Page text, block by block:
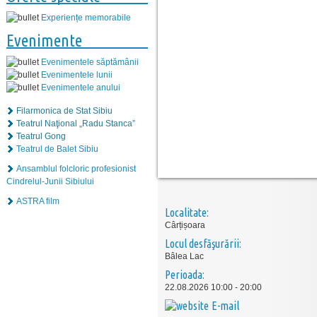
Experiențe memorabile
Evenimente
Evenimentele săptămânii
Evenimentele lunii
Evenimentele anului
Filarmonica de Stat Sibiu
Teatrul Naţional „Radu Stanca”
Teatrul Gong
Teatrul de Balet Sibiu
Ansamblul folcloric profesionist
Cindrelul-Junii Sibiului
ASTRA film
Localitate:
Cârțișoara
Locul desfăşurării:
Bâlea Lac
Perioada:
22.08.2026 10:00 - 20:00
E-mail